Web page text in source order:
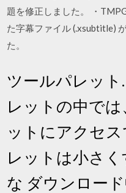
題を修正しました。 ・
た字幕ファイル (.xsubtitle)
た。
ツールパレッ
レットの中で
ットにアクセ
レットは小さ
な ダウンロー